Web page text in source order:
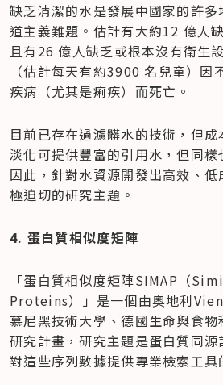
缺乏清潔的水是發展中國家的許多
道主義難題。估計有大約12 億人
且有26 億人缺乏或根本沒有衛生
（估計每天有約3900 名兒童）因
疾病（尤其是痢疾）而死亡。
目前已存在過濾髒水的技術，但
淡化可提供豐富的引用水，但同樣
因此，針對水資源開發出高效、
極迫切的研究主題。
4. 蛋白質相似度矩陣
「蛋白質相似度矩陣SIMAP（
Proteins）」是一個由奧地利
慕尼黑技術大學、德國生命與食
研究計畫，研究主題是蛋白質同
對這些序列數據提供專業檢索工具